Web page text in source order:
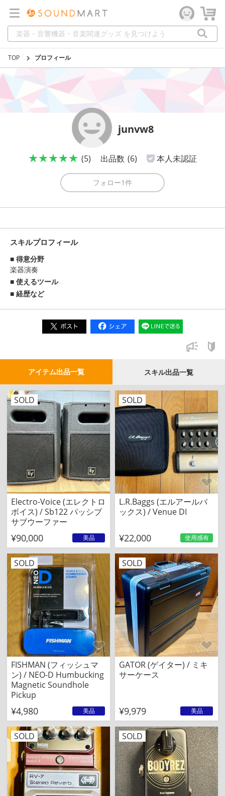
TOP プロフィール
junvw8
★★★★★ (5) 出品数 (6) 本人未認証
フォロー1件
スキルプロフィール
得意分野
楽器演奏
使えるツール
経歴など
アイテム出品一覧 スキル出品一覧
SOLD
Electro-Voice (エレクトロ
ボイス) / Sb122 パッシブ
サブウーファー
¥90,000 美品
SOLD
L.R.Baggs (エルアールバ
ックス) / Venue DI
¥22,000 使用感有
SOLD
FISHMAN (フィッシュマ
ン) / NEO-D Humbucking
Magnetic Soundhole
Pickup
¥4,980 美品
SOLD
GATOR (ゲイター) / ミキ
サーケース
¥9,979 美品
SOLD SOLD